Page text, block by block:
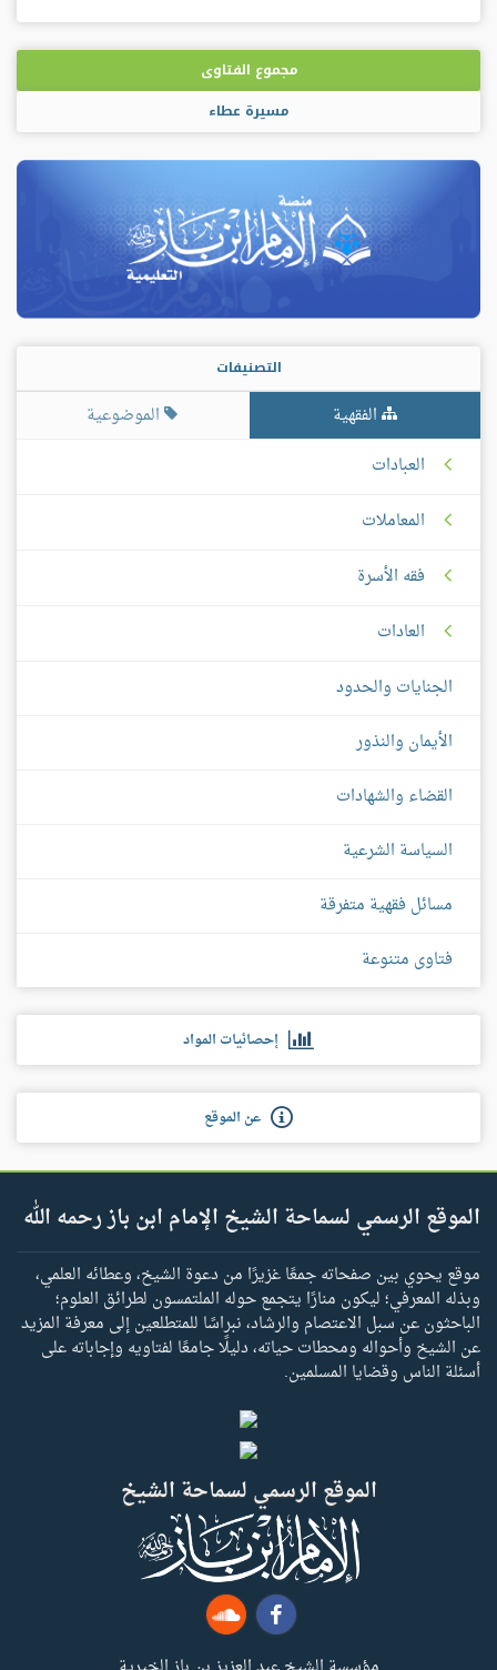
مجموع الفتاوى
مسيرة عطاء
التصنيفات
الفقهية
الموضوعية
العبادات
المعاملات
فقه الأسرة
العادات
الجنايات والحدود
الأيمان والنذور
القضاء والشهادات
السياسة الشرعية
مسائل فقهية متفرقة
فتاوى متنوعة
إحصائيات المواد
عن الموقع
الموقع الرسمي لسماحة الشيخ الإمام ابن باز رحمه الله
موقع يحوي بين صفحاته جمعًا غزيرًا من دعوة الشيخ، وعطائه العلمي،
وبذله المعرفي؛ ليكون منارًا يتجمع حوله الملتمسون لطرائق العلوم؛
الباحثون عن سبل الاعتصام والرشاد، نبراسًا للمتطلعين إلى معرفة المزيد
عن الشيخ وأحواله ومحطات حياته، دليلًا جامعًا لفتاويه وإجاباته على
أسئلة الناس وقضايا المسلمين.
الموقع الرسمي لسماحة الشيخ